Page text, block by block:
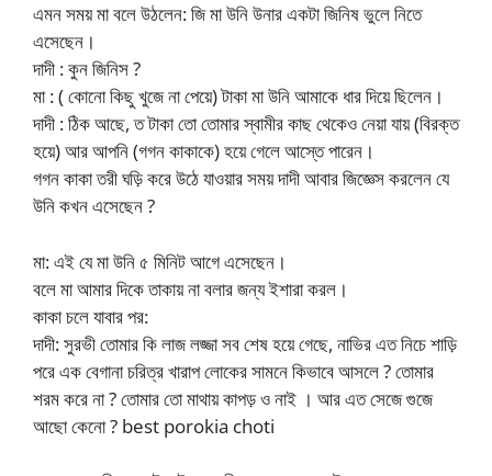
এমন সময় মা বলে উঠলেন: জি মা উনি উনার একটা জিনিষ ভুলে নিতে
এসেছেন।
দাদী : কুন জিনিস ?
মা : ( কোনো কিছু খুজে না পেয়ে) টাকা মা উনি আমাকে ধার দিয়ে ছিলেন।
দাদী : ঠিক আছে, ত টাকা তো তোমার স্বামীর কাছ থেকেও নেয়া যায় (বিরক্ত
হয়ে) আর আপনি (গগন কাকাকে) হয়ে গেলে আস্তে পারেন।
গগন কাকা তরী ঘড়ি করে উঠে যাওয়ার সময় দাদী আবার জিজ্ঞেস করলেন যে
উনি কখন এসেছেন ?
মা: এই যে মা উনি ৫ মিনিট আগে এসেছেন।
বলে মা আমার দিকে তাকায় না বলার জন্য ইশারা করল।
কাকা চলে যাবার পর:
দাদী: সুরভী তোমার কি লাজ লজ্জা সব শেষ হয়ে গেছে, নাভির এত নিচে শাড়ি
পরে এক বেগানা চরিত্র খারাপ লোকের সামনে কিভাবে আসলে ? তোমার
শরম করে না ? তোমার তো মাথায় কাপড় ও নাই । আর এত সেজে গুজে
আছো কেনো ? best porokia choti